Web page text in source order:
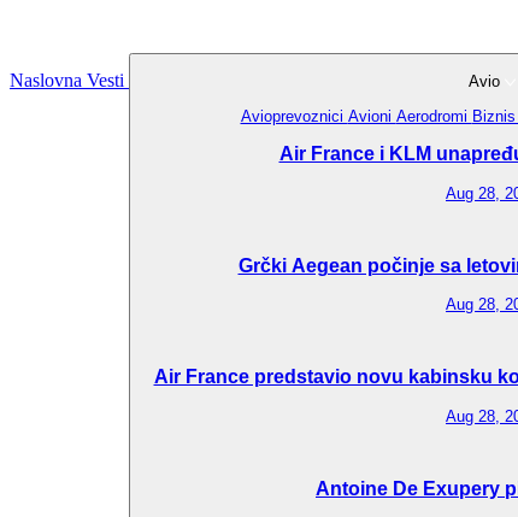
Naslovna Vesti
Avio
Avioprevoznici Avioni Aerodromi
Air France i KLM
Aug 28,
Grčki Aegean počinje sa
Aug 28,
Air France predstavio novu kabinsku
Aug 28,
Antoine De Exupery